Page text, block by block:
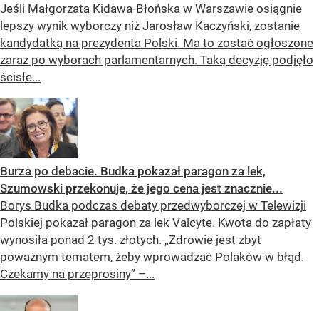
Jeśli Małgorzata Kidawa-Błońska w Warszawie osiągnie
lepszy wynik wyborczy niż Jarosław Kaczyński, zostanie
kandydatką na prezydenta Polski. Ma to zostać ogłoszone
zaraz po wyborach parlamentarnych. Taką decyzję podjęło
ścisłe...
Burza po debacie. Budka pokazał paragon za lek,
Szumowski przekonuje, że jego cena jest znacznie...
Borys Budka podczas debaty przedwyborczej w Telewizji
Polskiej pokazał paragon za lek Valcyte. Kwota do zapłaty
wynosiła ponad 2 tys. złotych. „Zdrowie jest zbyt
poważnym tematem, żeby wprowadzać Polaków w błąd.
Czekamy na przeprosiny” –...